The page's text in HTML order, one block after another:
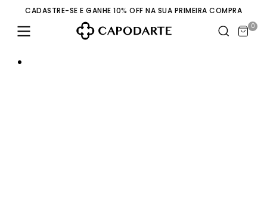
CADASTRE-SE E GANHE 10% OFF NA SUA PRIMEIRA COMPRA
0